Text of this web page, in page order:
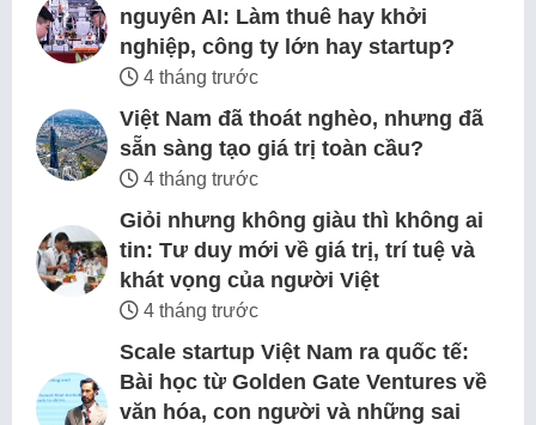
nguyên AI: Làm thuê hay khởi
nghiệp, công ty lớn hay startup?
4 tháng trước
Việt Nam đã thoát nghèo, nhưng đã
sẵn sàng tạo giá trị toàn cầu?
4 tháng trước
Giỏi nhưng không giàu thì không ai
tin: Tư duy mới về giá trị, trí tuệ và
khát vọng của người Việt
4 tháng trước
Scale startup Việt Nam ra quốc tế:
Bài học từ Golden Gate Ventures về
văn hóa, con người và những sai